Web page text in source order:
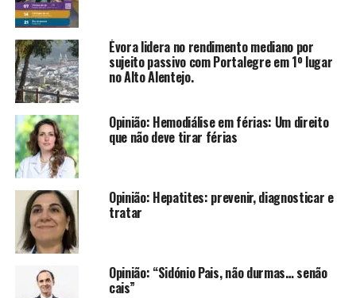
Évora lidera no rendimento mediano por
sujeito passivo com Portalegre em 1º lugar
no Alto Alentejo.
Opinião: Hemodiálise em férias: Um direito
que não deve tirar férias
Opinião: Hepatites: prevenir, diagnosticar e
tratar
Opinião: “Sidónio Pais, não durmas… senão
cais”